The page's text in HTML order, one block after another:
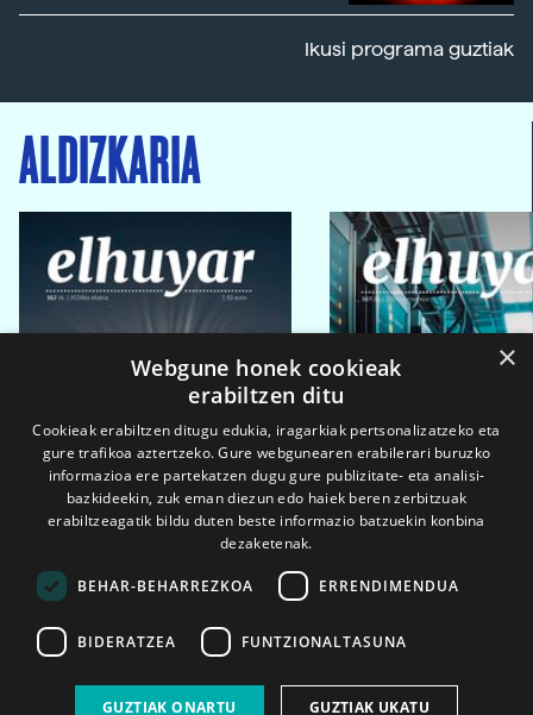
Ikusi programa guztiak
ALDIZKARIA
2026ko eka. 1a 2026ko mar. 1a
×
Webgune honek cookieak
erabiltzen ditu
Cookieak erabiltzen ditugu edukia, iragarkiak pertsonalizatzeko eta
gure trafikoa aztertzeko. Gure webgunearen erabilerari buruzko
informazioa ere partekatzen dugu gure publizitate- eta analisi-
bazkideekin, zuk eman diezun edo haiek beren zerbitzuak
erabiltzeagatik bildu duten beste informazio batzuekin konbina
dezaketenak.
BEHAR-BEHARREZKOA ERRENDIMENDUA
BIDERATZEA FUNTZIONALTASUNA
GUZTIAK ONARTU GUZTIAK UKATU